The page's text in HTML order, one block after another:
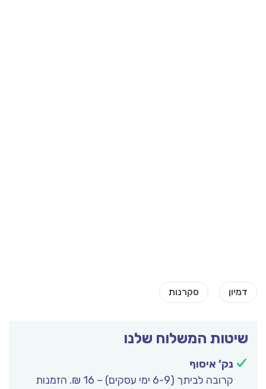
שיטות המשלוח שלנו
נק’ איסוף
קרובה לביתך (6-9 ימי עסקים) – 16 ₪. הזמנות